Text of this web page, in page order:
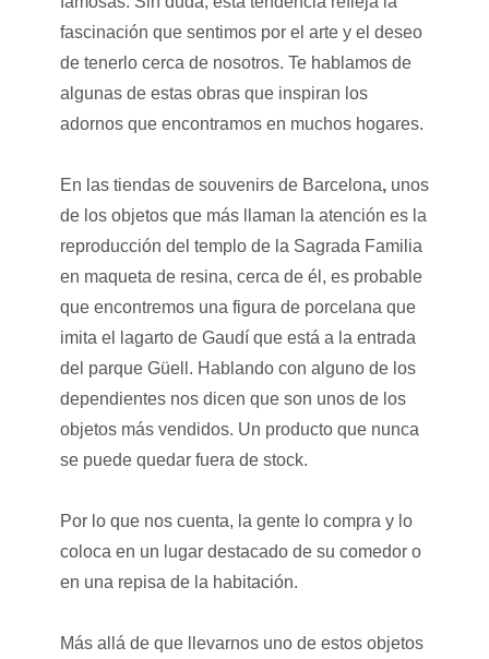
fascinación que sentimos por el arte y el deseo
de tenerlo cerca de nosotros. Te hablamos de
algunas de estas obras que inspiran los
adornos que encontramos en muchos hogares.
En las tiendas de souvenirs de Barcelona, unos
de los objetos que más llaman la atención es la
reproducción del templo de la Sagrada Familia
en maqueta de resina, cerca de él, es probable
que encontremos una figura de porcelana que
imita el lagarto de Gaudí que está a la entrada
del parque Güell. Hablando con alguno de los
dependientes nos dicen que son unos de los
objetos más vendidos. Un producto que nunca
se puede quedar fuera de stock.
Por lo que nos cuenta, la gente lo compra y lo
coloca en un lugar destacado de su comedor o
en una repisa de la habitación.
Más allá de que llevarnos uno de estos objetos